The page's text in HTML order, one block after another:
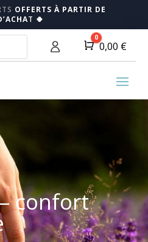
OFFERTS À PARTIR DE
T 🍀
Panier
0
0,00 €
confort